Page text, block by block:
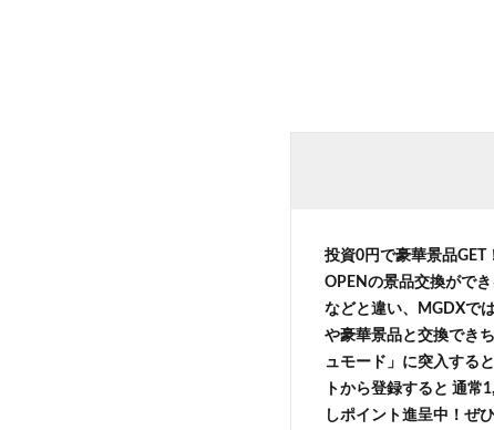
投資0円で豪華景品GET
OPENの景品交換がで
などと違い、MGDXで
や豪華景品と交換でき
ュモード」に突入する
トから登録すると 通常
しポイント進呈中！ぜ